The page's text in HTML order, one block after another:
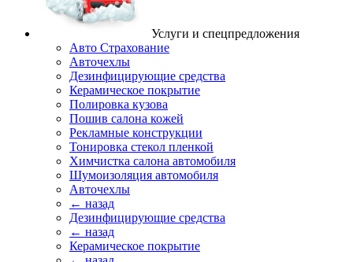
Услуги и спецпредложения
Авто Страхование
Авточехлы
Дезинфицирующие средства
Керамическое покрытие
Полировка кузова
Пошив салона кожей
Рекламные конструкции
Тонировка стекол пленкой
Химчистка салона автомобиля
Шумоизоляция автомобиля
Авточехлы
← назад
Дезинфицирующие средства
← назад
Керамическое покрытие